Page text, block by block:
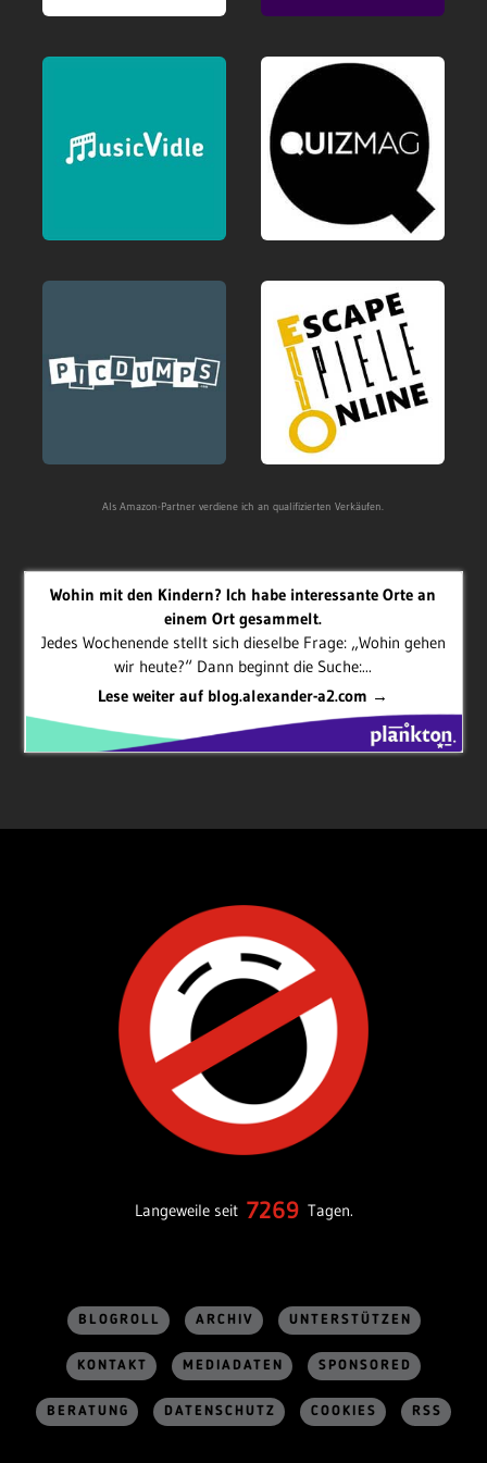
Als Amazon-Partner verdiene ich an qualifizierten Verkäufen.
Wohin mit den Kindern? Ich habe interessante Orte an
einem Ort gesammelt.
Jedes Wochenende stellt sich dieselbe Frage: „Wohin gehen
wir heute?“ Dann beginnt die Suche:...
Lese weiter auf blog.alexander-a2.com →
Langeweile seit 7269 Tagen.
BLOGROLL ARCHIV UNTERSTÜTZEN
KONTAKT MEDIADATEN SPONSORED
BERATUNG DATENSCHUTZ COOKIES RSS